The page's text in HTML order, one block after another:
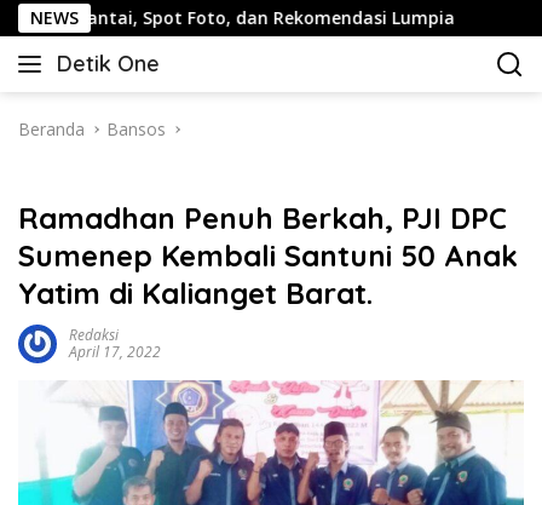
Langsung
ke
konten
NEWS
Foto, dan Rekomendasi Lumpia Panduan Wisata
Detik One
Tajam
Fakta
Beranda Bansos
Ramadhan Penuh Berkah, PJI DPC
Sumenep Kembali Santuni 50 Anak
Yatim di Kalianget Barat.
Redaksi
April 17, 2022